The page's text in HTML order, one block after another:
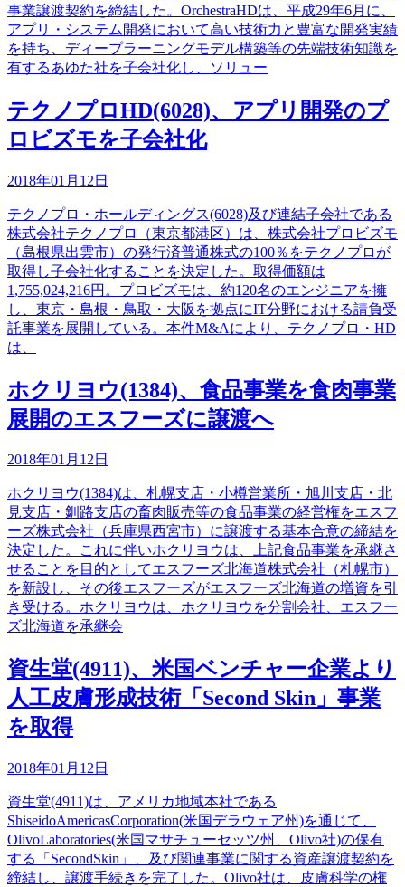
事業譲渡契約を締結した。OrchestraHDは、平成29年6月に、
アプリ・システム開発において高い技術力と豊富な開発実績
を持ち、ディープラーニングモデル構築等の先端技術知識を
有するあゆた社を子会社化し、ソリュー
テクノプロHD(6028)、アプリ開発のプ
ロビズモを子会社化
2018年01月12日
テクノプロ・ホールディングス(6028)及び連結子会社である
株式会社テクノプロ（東京都港区）は、株式会社プロビズモ
（島根県出雲市）の発行済普通株式の100％をテクノプロが
取得し子会社化することを決定した。取得価額は
1,755,024,216円。プロビズモは、約120名のエンジニアを擁
し、東京・島根・鳥取・大阪を拠点にIT分野における請負受
託事業を展開している。本件M&Aにより、テクノプロ・HD
は、
ホクリヨウ(1384)、食品事業を食肉事業
展開のエスフーズに譲渡へ
2018年01月12日
ホクリヨウ(1384)は、札幌支店・小樽営業所・旭川支店・北
見支店・釧路支店の畜肉販売等の食品事業の経営権をエスフ
ーズ株式会社（兵庫県西宮市）に譲渡する基本合意の締結を
決定した。これに伴いホクリヨウは、上記食品事業を承継さ
せることを目的としてエスフーズ北海道株式会社（札幌市）
を新設し、その後エスフーズがエスフーズ北海道の増資を引
き受ける。ホクリヨウは、ホクリヨウを分割会社、エスフー
ズ北海道を承継会
資生堂(4911)、米国ベンチャー企業より
人工皮膚形成技術「Second Skin」事業
を取得
2018年01月12日
資生堂(4911)は、アメリカ地域本社である
ShiseidoAmericasCorporation(米国デラウェア州)を通じて、
OlivoLaboratories(米国マサチューセッツ州、Olivo社)の保有
する「SecondSkin」、及び関連事業に関する資産譲渡契約を
締結し、譲渡手続きを完了した。Olivo社は、皮膚科学の権